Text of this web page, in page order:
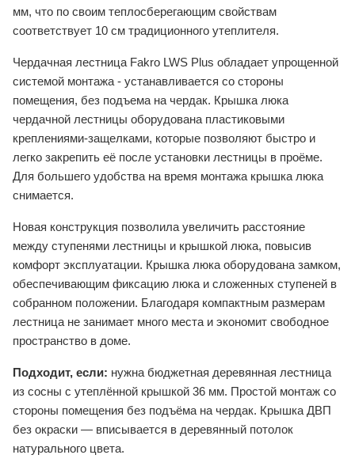
мм, что по своим теплосберегающим свойствам
соответствует 10 см традиционного утеплителя.
Чердачная лестница Fakro LWS Plus обладает упрощенной
системой монтажа - устанавливается со стороны
помещения, без подъема на чердак. Крышка люка
чердачной лестницы оборудована пластиковыми
креплениями-защелками, которые позволяют быстро и
легко закрепить её после установки лестницы в проёме.
Для большего удобства на время монтажа крышка люка
снимается.
Новая конструкция позволила увеличить расстояние
между ступенями лестницы и крышкой люка, повысив
комфорт эксплуатации. Крышка люка оборудована замком,
обеспечивающим фиксацию люка и сложенных ступеней в
собранном положении. Благодаря компактным размерам
лестница не занимает много места и экономит свободное
пространство в доме.
Подходит, если: нужна бюджетная деревянная лестница
из сосны с утеплённой крышкой 36 мм. Простой монтаж со
стороны помещения без подъёма на чердак. Крышка ДВП
без окраски — вписывается в деревянный потолок
натурального цвета.